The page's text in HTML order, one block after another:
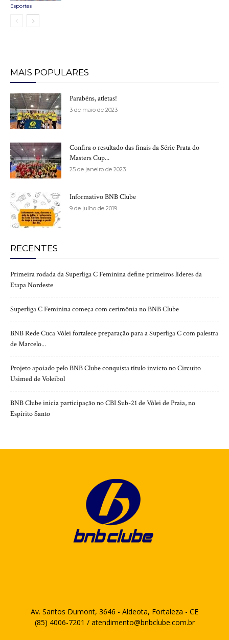
Esportes
MAIS POPULARES
Parabéns, atletas!
3 de maio de 2023
Confira o resultado das finais da Série Prata do
Masters Cup...
25 de janeiro de 2023
Informativo BNB Clube
9 de julho de 2019
RECENTES
Primeira rodada da Superliga C Feminina define primeiros líderes da
Etapa Nordeste
Superliga C Feminina começa com cerimônia no BNB Clube
BNB Rede Cuca Vôlei fortalece preparação para a Superliga C com palestra
de Marcelo...
Projeto apoiado pelo BNB Clube conquista título invicto no Circuito
Usimed de Voleibol
BNB Clube inicia participação no CBI Sub-21 de Vôlei de Praia, no
Espírito Santo
Av. Santos Dumont, 3646 - Aldeota, Fortaleza - CE
(85) 4006-7201 / atendimento@bnbclube.com.br